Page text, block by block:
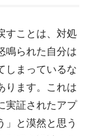
すことは、対処
鳴られた自分は
しまっているな
ります。これは
実証されたアプ
」と漠然と思う